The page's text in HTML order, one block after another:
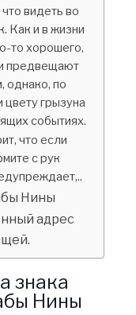
видеть во
Как и в жизни
то хорошего,
предвещают
однако, по
грызуна
событиях.
что если
с рук
Нины
адрес
знака
Нины